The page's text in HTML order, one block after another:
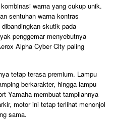
warna yang cukup unik.
sentuhan warna kontras
skutik pada
penggemar menyebutnya
Alpha Cyber City paling
tetap terasa premium. Lampu
berkarakter, hingga lampu
Yamaha membuat tampilannya
motor ini tetap terlihat menonjol
sama.